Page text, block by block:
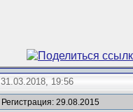
31.03.2018, 19:56
Регистрация: 29.08.2015